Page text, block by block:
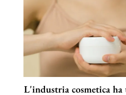
L'industria cosmetica